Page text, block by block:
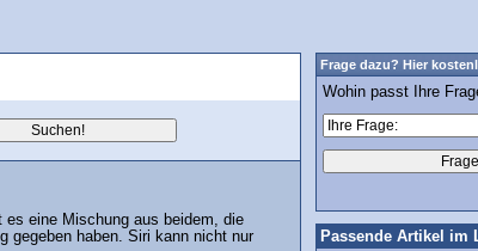
eine Mischung aus beidem, die
gegeben haben. Siri kann nicht nur
Frage dazu? Hier
Wohin passt Ihre
Passende Artikel im